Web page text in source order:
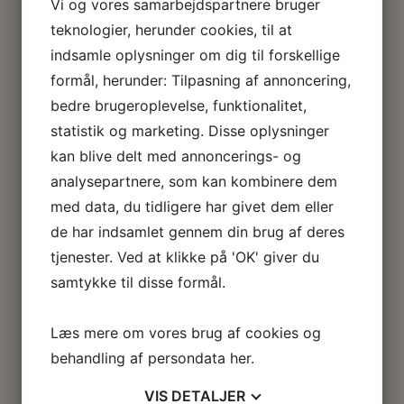
Rabat ved flere områder i samme behandling
Hvilke områder kan behandles?
Botox / Vistabel® behandling i København
En Botox/Vistabel® behandling hos CosmeCare i
København kan blandt andet behandle
bekymringsrynker-3En Botox/Vistabel® behandling
hos CosmeCare i København kan blandt andet
behandle bekymringsrynker i panden, rynker mellem
øjenbrynene, smilerynker samt rynker omkring
læber, næse og hage. Behandlingen kan eksempelvis
også bruges til behandling af hængende mundvige.
konsultation, hvor du sættes rigtig godt ind i tingene.
Derudover kigger vi også på din hud samt lytter til
dine ønsker og behov. Derefter bliver vi enige om,
hvor vi skal sætte ind med Botox/Vistabel®
Vi og vores samarbejdspartnere bruger
teknologier, herunder cookies, til at
indsamle oplysninger om dig til forskellige
formål, herunder: Tilpasning af annoncering,
bedre brugeroplevelse, funktionalitet,
statistik og marketing. Disse oplysninger
kan blive delt med annoncerings- og
analysepartnere, som kan kombinere dem
med data, du tidligere har givet dem eller
de har indsamlet gennem din brug af deres
tjenester. Ved at klikke på 'OK' giver du
samtykke til disse formål.
Læs mere om vores brug af cookies og
behandling af persondata her.
VIS DETALJER